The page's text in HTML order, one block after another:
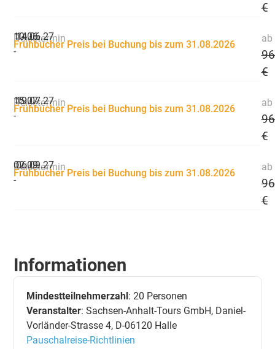
€
Reisetermin
10.06.
-
14.06.27
Frühbucher Preis bei Buchung bis zum 31.08.2026
ab
€
Reisetermin
15.07.
-
19.07.27
Frühbucher Preis bei Buchung bis zum 31.08.2026
ab
€
Reisetermin
02.09.
-
06.09.27
Frühbucher Preis bei Buchung bis zum 31.08.2026
ab
€
Informationen
Mindestteilnehmerzahl: 20 Personen
Veranstalter: Sachsen-Anhalt-Tours GmbH, Daniel-
Vorländer-Strasse 4, D-06120 Halle
Pauschalreise-Richtlinien